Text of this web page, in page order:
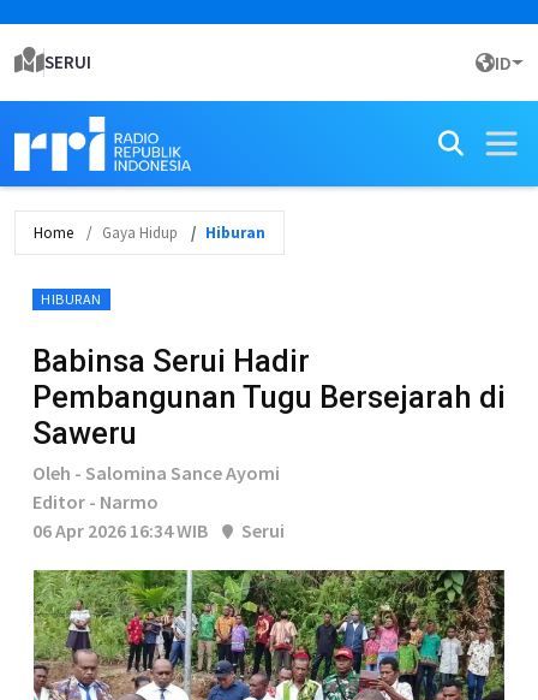
SERUI ID
Home Gaya Hidup Hiburan
HIBURAN
Babinsa Serui Hadir
Pembangunan Tugu Bersejarah di
Saweru
Oleh - Salomina Sance Ayomi
Editor - Narmo
06 Apr 2026 16:34 WIB
Serui